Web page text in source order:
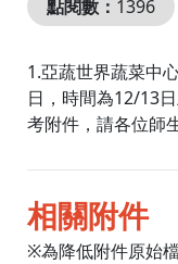
點閱數： 1396
1.亞蔬世界蔬菜中
日，時間為12/13
考附件，請各位師
相關附件
※為降低附件原始